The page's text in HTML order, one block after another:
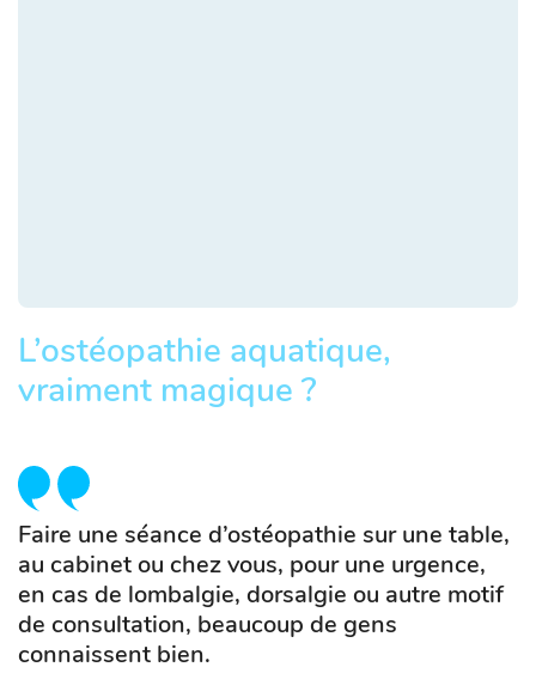
L’ostéopathie aquatique,
vraiment magique ?
Faire une séance d’ostéopathie sur une table,
au cabinet ou chez vous, pour une urgence,
en cas de lombalgie, dorsalgie ou autre motif
de consultation, beaucoup de gens
connaissent bien.